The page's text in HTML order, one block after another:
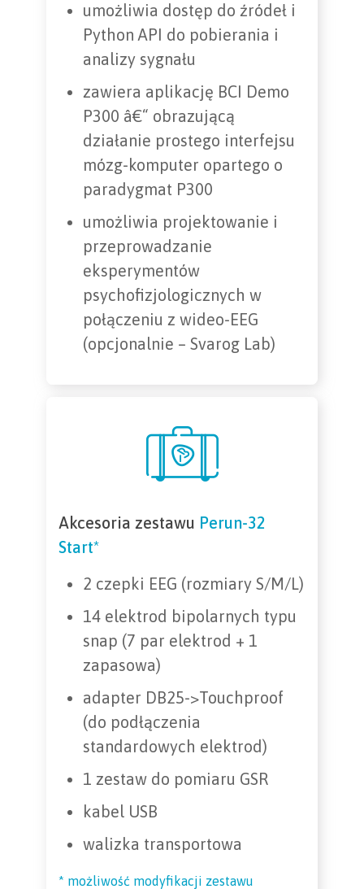
umożliwia dostęp do źródeł i
Python API do pobierania i
analizy sygnału
zawiera aplikację BCI Demo
P300 â€“ obrazującą
działanie prostego interfejsu
mózg-komputer opartego o
paradygmat P300
umożliwia projektowanie i
przeprowadzanie
eksperymentów
psychofizjologicznych w
połączeniu z wideo-EEG
(opcjonalnie – Svarog Lab)
Akcesoria zestawu Perun-32
Start*
2 czepki EEG (rozmiary S/M/L)
14 elektrod bipolarnych typu
snap (7 par elektrod + 1
zapasowa)
adapter DB25->Touchproof
(do podłączenia
standardowych elektrod)
1 zestaw do pomiaru GSR
kabel USB
walizka transportowa
* możliwość modyfikacji zestawu